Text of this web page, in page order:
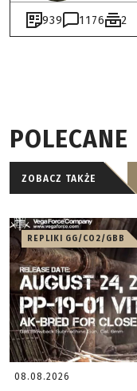
939 1176 2
POLECANE
ZOBACZ TAKŻE
REPLIKI GG/CO2/GBB
08.08.2026